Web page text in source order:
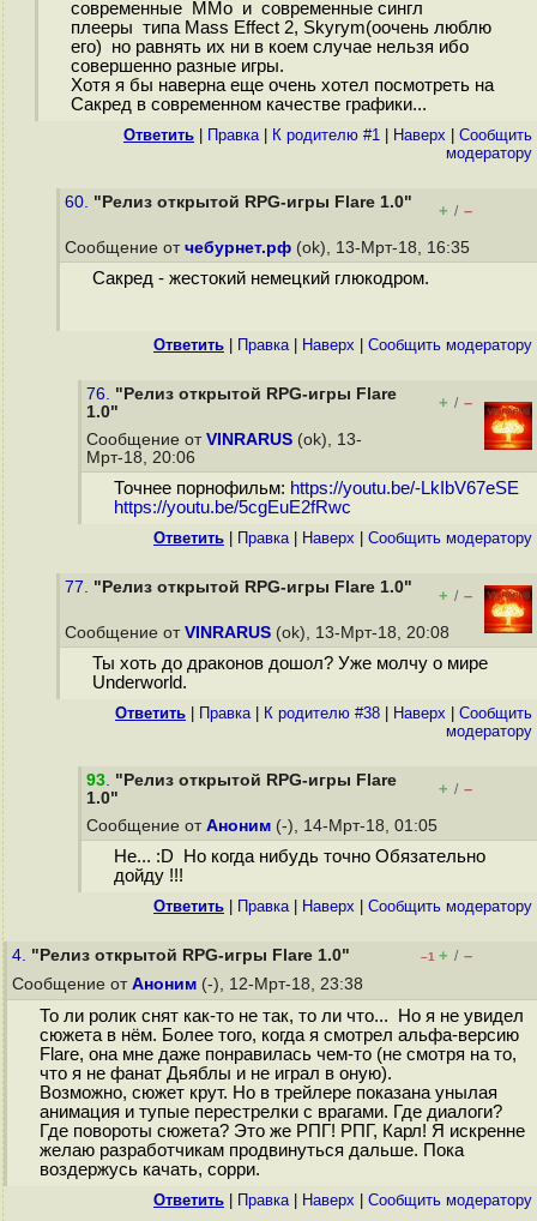
современные ММо и современные сингл
плееры типа Mass Effect 2, Skyrym(оочень люблю
его) но равнять их ни в коем случае нельзя ибо
совершенно разные игры.
Хотя я бы наверна еще очень хотел посмотреть на
Сакред в современном качестве графики...
Ответить Правка| К родителю #1 Наверх
Cообщить
модератору
60. "Релиз открытой RPG-игры Flare 1.0" + / –
Сообщение от чебурнет.рф (ok), 13-Мрт-18, 16:35
Сакред - жестокий немецкий глюкодром.
Ответить Правка| Наверх Cообщить модератору
76. "Релиз открытой RPG-игры Flare
1.0"
+ / –
Сообщение от VINRARUS (ok), 13-
Мрт-18, 20:06
Точнее порнофильм: https://youtu.be/-LkIbV67eSE
https://youtu.be/5cgEuE2fRwc
Ответить Правка| Наверх Cообщить модератору
77. "Релиз открытой RPG-игры Flare 1.0" + / –
Сообщение от VINRARUS (ok), 13-Мрт-18, 20:08
Ты хоть до драконов дошол? Уже молчу о мире
Underworld.
Ответить Правка| К родителю #38 Наверх
Cообщить
модератору
93. "Релиз открытой RPG-игры Flare
1.0"
+ / –
Сообщение от Аноним (-), 14-Мрт-18, 01:05
Не... :D Но когда нибудь точно Обязательно
дойду !!!
Ответить Правка| Наверх Cообщить модератору
4. "Релиз открытой RPG-игры Flare 1.0" –1 + / –
Сообщение от Аноним (-), 12-Мрт-18, 23:38
То ли ролик снят как-то не так, то ли что... Но я не увидел
сюжета в нём. Более того, когда я смотрел альфа-версию
Flare, она мне даже понравилась чем-то (не смотря на то,
что я не фанат Дьяблы и не играл в оную).
Возможно, сюжет крут. Но в трейлере показана унылая
анимация и тупые перестрелки с врагами. Где диалоги?
Где повороты сюжета? Это же РПГ! РПГ, Карл! Я искренне
желаю разработчикам продвинуться дальше. Пока
воздержусь качать, сорри.
Ответить Правка| Наверх Cообщить модератору